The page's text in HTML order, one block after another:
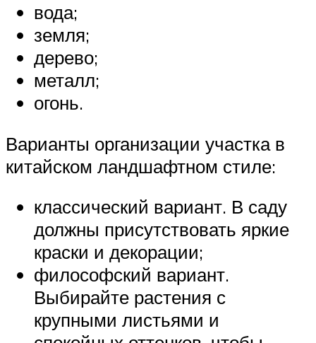
вода;
земля;
дерево;
металл;
огонь.
Варианты организации участка в
китайском ландшафтном стиле:
классический вариант. В саду
должны присутствовать яркие
краски и декорации;
философский вариант.
Выбирайте растения с
крупными листьями и